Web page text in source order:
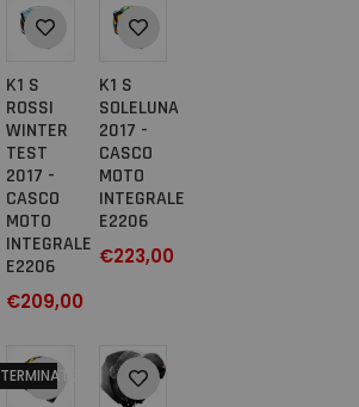
K1 S
ROSSI
WINTER
TEST
2017 -
CASCO
MOTO
INTEGRALE
E2206
€209,00
K1 S
SOLELUNA
2017 -
CASCO
MOTO
INTEGRALE
E2206
€223,00
TERMINATO